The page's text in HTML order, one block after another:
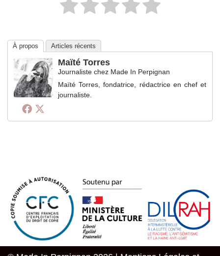
À propos Articles récents
Maïté Torres
Journaliste chez Made In Perpignan
Maïté Torres, fondatrice, rédactrice en chef et
journaliste.